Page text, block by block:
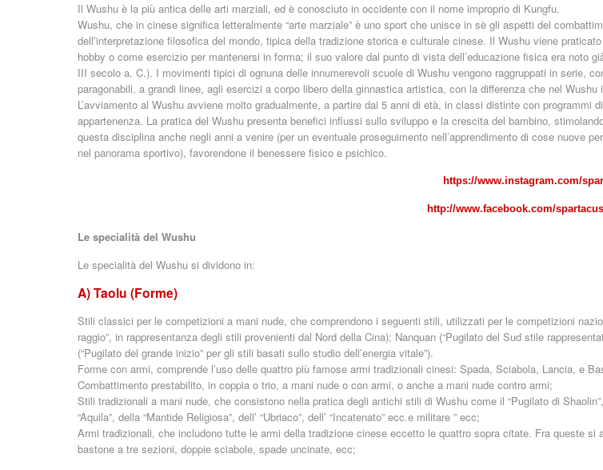
Il Wushu è la più antica delle arti marziali, ed è conosciuto in occidente con il nome improprio di Kungfu.
Wushu, che in cinese significa letteralmente “arte marziale” è uno sport che unisce in sè gli aspetti del
dell’interpretazione filosofica del mondo, tipica della tradizione storica e culturale cinese. Il Wushu viene
hobby o come esercizio per mantenersi in forma; il suo valore dal punto di vista dell’educazione fisica era noto
III secolo a. C.). I movimenti tipici di ognuna delle innumerevoli scuole di Wushu vengono raggruppati in serie,
paragonabili, a grandi linee, agli esercizi a corpo libero della ginnastica artistica, con la differenza che nel Wushu
L’avviamento al Wushu avviene molto gradualmente, a partire dai 5 anni di età, in classi distinte con programmi
appartenenza. La pratica del Wushu presenta benefici influssi sullo sviluppo e la crescita del bambino,
questa disciplina anche negli anni a venire (per un eventuale proseguimento nell’apprendimento di cose nuove
nel panorama sportivo), favorendone il benessere fisico e psichico.
https://www.instagram.com/
http://www.facebook.com/
Le specialità del Wushu
Le specialità del Wushu si dividono in:
A) Taolu (Forme)
Stili classici per le competizioni a mani nude, che comprendono i seguenti stili, utilizzati per le competizioni
raggio”, in rappresentanza degli stili provenienti dal Nord della Cina); Nanquan (“Pugilato del Sud stile
(“Pugilato del grande inizio” per gli stili basati sullo studio dell’energia vitale”).
Forme con armi, comprende l’uso delle quattro più famose armi tradizionali cinesi: Spada, Sciabola, Lancia, e
Combattimento prestabilito, in coppia o trio, a mani nude o con armi, o anche a mani nude contro armi;
Stili tradizionali a mani nude, che consistono nella pratica degli antichi stili di Wushu come il “Pugilato di Shaolin”,
“Aquila”, della “Mantide Religiosa”, dell’ “Ubriaco”, dell’ “Incatenato” ecc.e militare ” ecc;
Armi tradizionali, che includono tutte le armi della tradizione cinese eccetto le quattro sopra citate. Fra queste si
bastone a tre sezioni, doppie sciabole, spade uncinate, ecc;